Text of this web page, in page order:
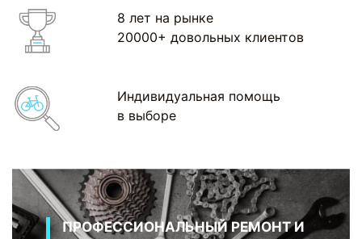
8 лет на рынке
20000+ довольных клиентов
Индивидуальная помощь
в выборе
ПРОФЕССИОНАЛЬНЫЙ РЕМОНТ И